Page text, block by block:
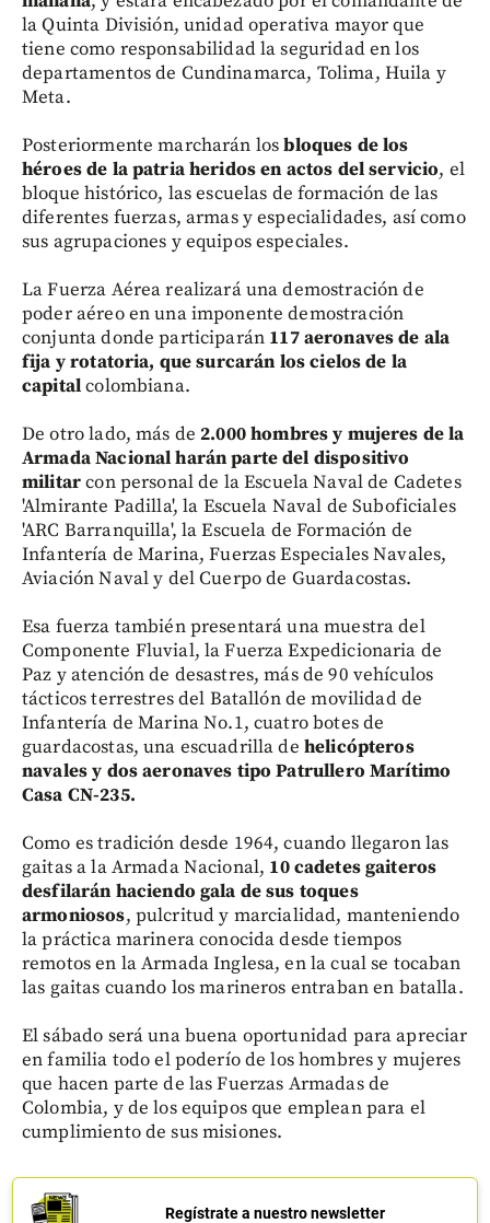
la Quinta División, unidad operativa mayor que
tiene como responsabilidad la seguridad en los
departamentos de Cundinamarca, Tolima, Huila y
Meta.
Posteriormente marcharán losbloques de los
héroes de la patria heridos en actos del servicio, el
bloque histórico, las escuelas de formación de las
diferentes fuerzas, armas y especialidades, así como
sus agrupaciones y equipos especiales.
La Fuerza Aérea realizará una demostración de
poder aéreo en una imponente demostración
conjunta donde participarán 117 aeronaves de ala
fija y rotatoria, que surcarán los cielos de la
capitalcolombiana.
De otro lado, más de 2.000 hombres y mujeres de la
Armada Nacional harán parte del dispositivo
militarcon personal de la Escuela Naval de Cadetes
'Almirante Padilla', la Escuela Naval de Suboficiales
'ARC Barranquilla', la Escuela de Formación de
Infantería de Marina, Fuerzas Especiales Navales,
Aviación Naval y del Cuerpo de Guardacostas.
Esa fuerza también presentará una muestra del
Componente Fluvial, la Fuerza Expedicionaria de
Paz y atención de desastres, más de 90 vehículos
tácticos terrestres del Batallón de movilidad de
Infantería de Marina No.1, cuatro botes de
guardacostas, una escuadrilla de helicópteros
navales y dos aeronaves tipo Patrullero Marítimo
Casa CN-235.
Como es tradición desde 1964, cuando llegaron las
gaitas a la Armada Nacional, 10 cadetes gaiteros
desfilarán haciendo gala de sus toques
armoniosos, pulcritud y marcialidad, manteniendo
la práctica marinera conocida desde tiempos
remotos en la Armada Inglesa, en la cual se tocaban
las gaitas cuando los marineros entraban en batalla.
El sábado será una buena oportunidad para apreciar
en familia todo el poderío de los hombres y mujeres
que hacen parte de las Fuerzas Armadas de
Colombia, y de los equipos que emplean para el
cumplimiento de sus misiones.
Regístrate a nuestro newsletter